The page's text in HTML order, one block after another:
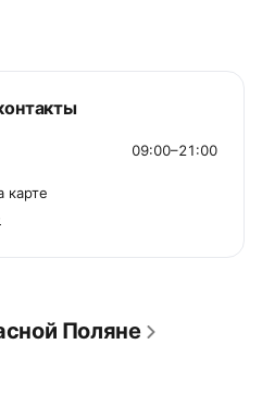
09:00–21:00
карте
Поляне